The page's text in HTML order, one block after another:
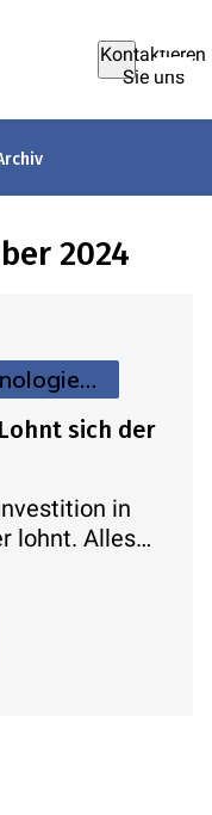
Kontaktieren
Sie uns
2024
Technologie & Zukunft
sich der
in
lohnt. Alles
und
Kosten-